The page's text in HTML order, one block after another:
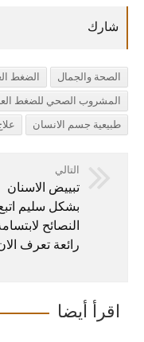
الصحة والجمال
الضغط
المشروب الصحي للضغط
طبيعية جسم الانسان
التالي
تبييض الاسنان
بشكل سليم
النصائح
رائعة تعرف
اقرأ أيضا